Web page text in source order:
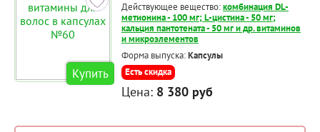
Купить
Действующее вещество:комбинация DL-
метионина - 100 мг; L-цистина - 50 мг;
кальция пантотената - 50 мг и др. витаминов
и микроэлементов
Форма выпуска:Капсулы
Есть скидка
Цена: 8 380 руб